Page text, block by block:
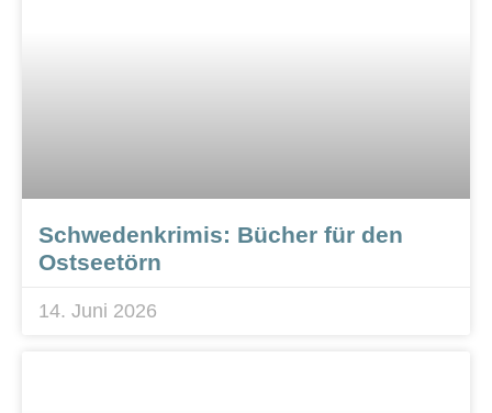
Schwedenkrimis: Bücher für den
Ostseetörn
14. Juni 2026